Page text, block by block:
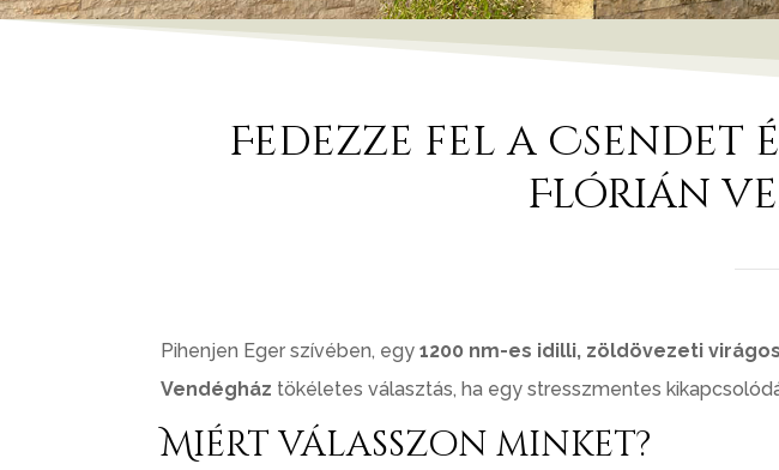
Fedezze fel a Csendet
Flórián
Pihenjen Eger szívében, egy1200 nm-es idilli, zöldövezeti
Vendégház tökéletes választás, ha egy stresszmentes
Miért válasszon minket?